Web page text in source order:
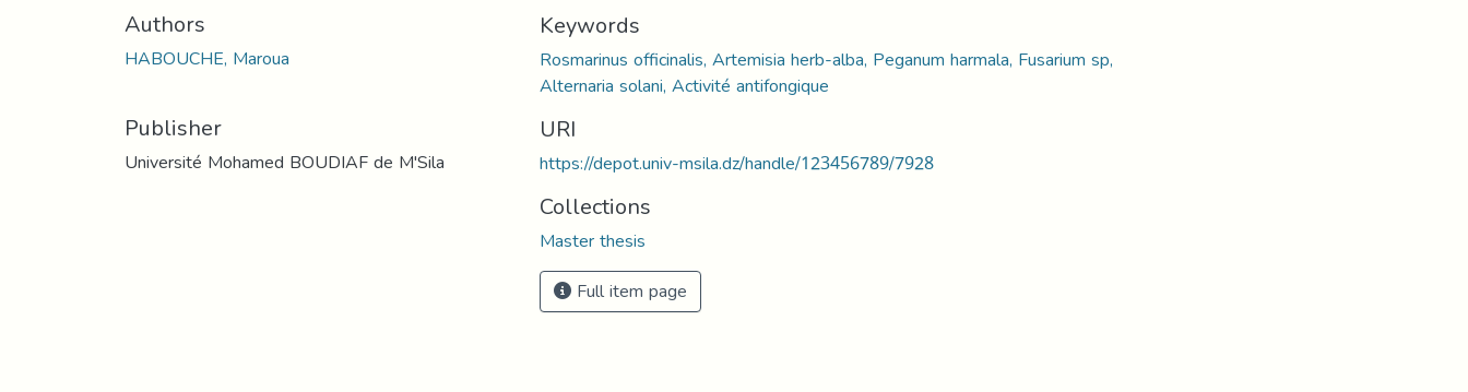
Authors
HABOUCHE, Maroua
Publisher
Université Mohamed BOUDIAF de M'Sila
Keywords
Rosmarinus officinalis, Artemisia herb-alba, Peganum harmala, Fusarium sp,
Alternaria solani, Activité antifongique
URI
https://depot.univ-msila.dz/handle/123456789/7928
Collections
Master thesis
Full item page